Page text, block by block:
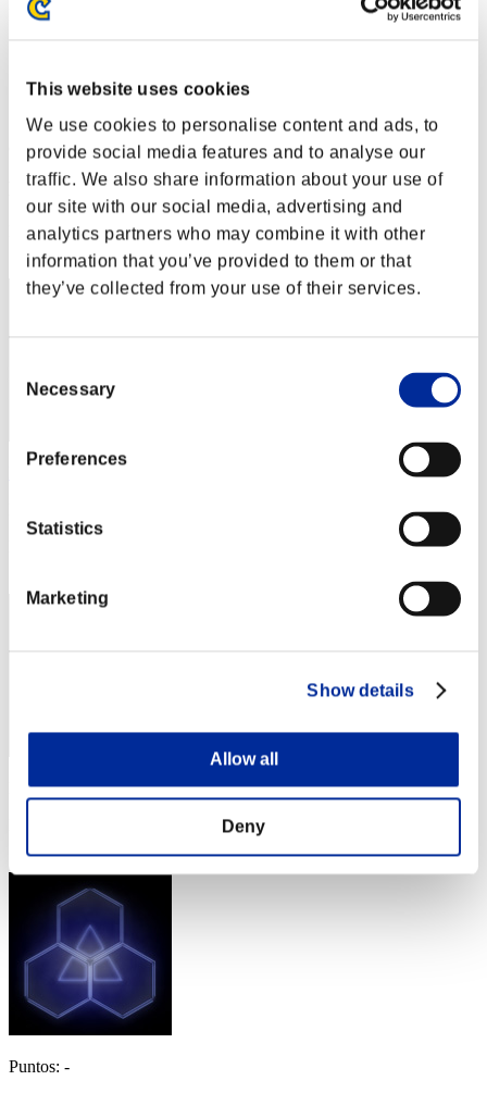
This website uses cookies
We use cookies to personalise content and ads, to
provide social media features and to analyse our
traffic. We also share information about your use of
our site with our social media, advertising and
analytics partners who may combine it with other
information that you’ve provided to them or that
they’ve collected from your use of their services.
Selection
Necessary
Preferences
Statistics
Marketing
Show details
Allow all
Deny
Desafío de nivel núm. 77
Solo
(Los rankings se actualizan cada 6 horas.)
Rankings
Posición
Puntos: -
Puntos: -